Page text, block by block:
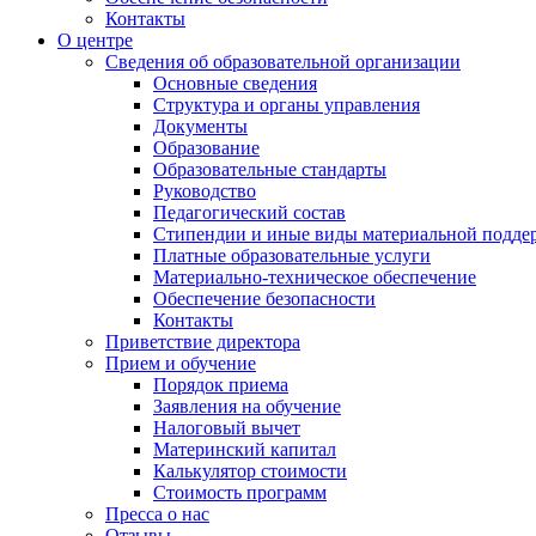
Контакты
О центре
Сведения об образовательной организации
Основные сведения
Структура и органы управления
Документы
Образование
Образовательные стандарты
Руководство
Педагогический состав
Стипендии и иные виды материальной
Платные образовательные услуги
Материально-техническое обеспечение
Обеспечение безопасности
Контакты
Приветствие директора
Прием и обучение
Порядок приема
Заявления на обучение
Налоговый вычет
Материнский капитал
Калькулятор стоимости
Стоимость программ
Пресса о нас